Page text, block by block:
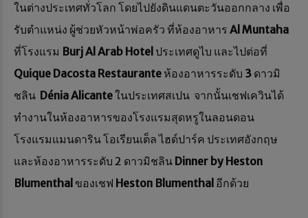
ในต่างประเทศทั่วโลก โดยไปยังดินแดนตะวันออกกลาง เพื่อ
รับตำแหน่ง ผู้ช่วยหัวหน้าพ่อครัว ที่ห้องอาหาร Al Muntaha
ที่โรงแรม Burj Al Arab Hotel ประเทศดูไบ และไปต่อที่
Quique Dacosta Restaurante ห้องอาหารระดับ 3 ดาวมิ
ชลิน Dénia Alicanteในประเทศสเปน จากนั้นเชฟเควินได้
ทำงานในห้องอาหารของโรงแรมสุดหรูในลอนดอน
โรงแรมแมนดาริน โอเรียนเต็ล ไฮด์ปาร์ค ประเทศอังกฤษ
และห้องอาหารระดับ 2 ดาวมิชลิน Dinner by Heston
Blumenthal ของเชฟ Heston Blumenthal อีกด้วย